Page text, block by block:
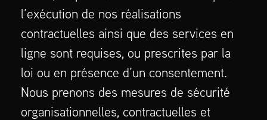
l’exécution de nos réalisations
contractuelles ainsi que des services en
ligne sont requises, ou prescrites par la
loi ou en présence d’un consentement.
Nous prenons des mesures de sécurité
organisationnelles, contractuelles et